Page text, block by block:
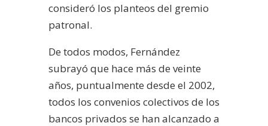
consideró los planteos del gremio
patronal.
De todos modos, Fernández
subrayó que hace más de veinte
años, puntualmente desde el 2002,
todos los convenios colectivos de los
bancos privados se han alcanzado a